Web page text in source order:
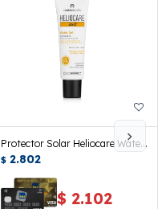
Protector Solar Heliocare Water
Gel 360° 50 Ml.
$ 2.802
$ 2.102